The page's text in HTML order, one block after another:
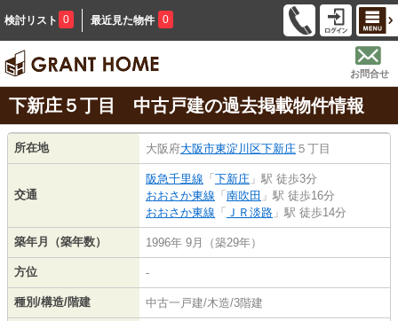
検討リスト 0 最近見た物件 0
お問合せ
下新庄５丁目 中古戸建の過去掲載物件情報
所在地 大阪府大阪市東淀川区下新庄 ５丁目
交通
阪急千里線 「 下新庄 」駅 徒歩3分
おおさか東線 「 南吹田 」駅 徒歩16分
おおさか東線 「 ＪＲ淡路 」駅 徒歩14分
築年月（築年数） 1996年 9月（築29年）
方位 -
種別/構造/階建 中古一戸建/木造/3階建